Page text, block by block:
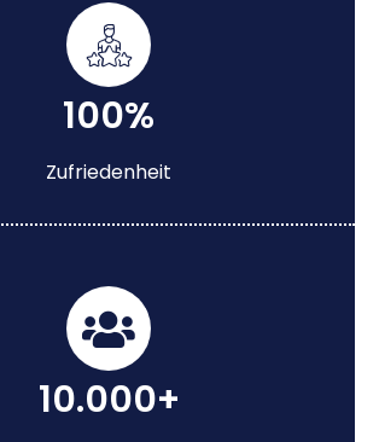
100%
Zufriedenheit
10.000+